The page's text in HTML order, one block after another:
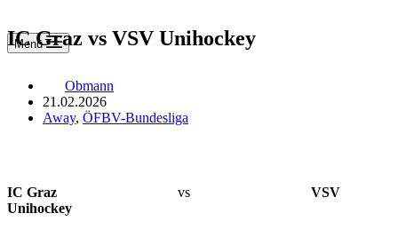
Menü
IC Graz vs VSV Unihockey
Obmann
21.02.2026
Away, ÖFBV-Bundesliga
IC Graz vs
VSV
Unihockey